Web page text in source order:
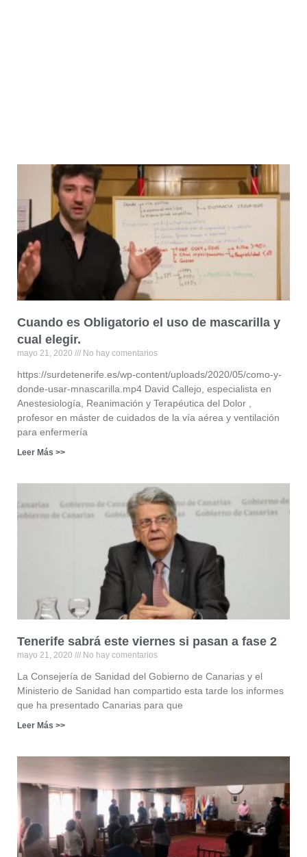
Cuando es Obligatorio el uso de mascarilla y
cual elegir.
mayo 21, 2020 No hay comentarios
https://surdetenerife.es/wp-content/uploads/2020/05/como-y-
donde-usar-mnascarilla.mp4 David Callejo, especialista en
Anestesiología, Reanimación y Terapéutica del Dolor ,
profesor en máster de cuidados de la vía aérea y ventilación
para enfermería
Leer Más >>
Tenerife sabrá este viernes si pasan a fase 2
mayo 21, 2020 No hay comentarios
La Consejería de Sanidad del Gobierno de Canarias y el
Ministerio de Sanidad han compartido esta tarde los informes
que ha presentado Canarias para que
Leer Más >>